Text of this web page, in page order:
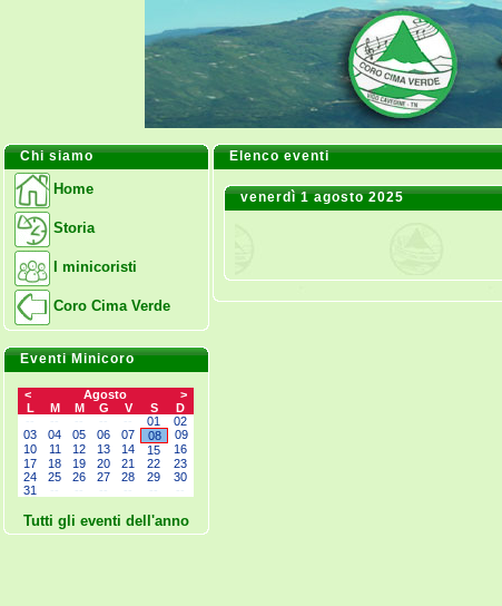
Chi siamo
Home
Storia
I minicoristi
Coro Cima Verde
Eventi Minicoro
< Agosto
>
L
M M G V S
D
01
02
03
04 05 06 07 08
09
10
11 12 13 14 15
16
17
18 19 20 21 22
23
24
25 26 27 28 29
30
31
Tutti gli eventi dell'anno
Elenco eventi
venerdì 1 agosto 2025